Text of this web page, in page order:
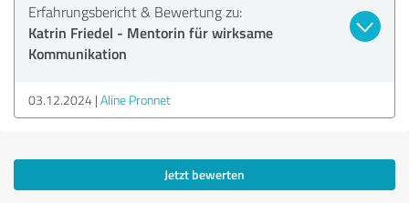
Erfahrungsbericht & Bewertung zu:
Katrin Friedel - Mentorin für wirksame
Kommunikation
03.12.2024 Aline Pronnet
Jetzt bewerten